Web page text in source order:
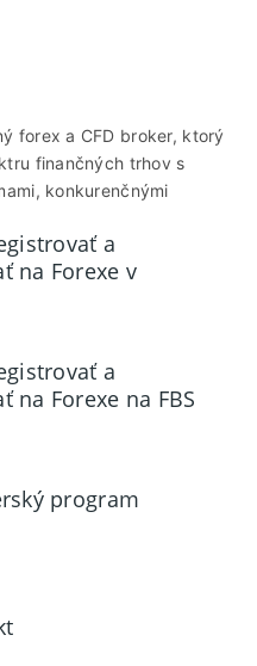
forex a CFD broker, ktorý
finančných trhov s
konkurenčnými
investor, začiatok
aby ste získali prístup
vás prevedie celým
a
na Forexe v
Trader
a
na Forexe na FBS
program